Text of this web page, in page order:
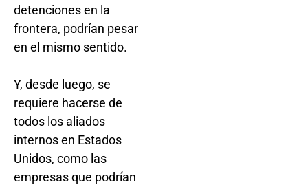
detenciones en la
frontera, podrían pesar
en el mismo sentido.
Y, desde luego, se
requiere hacerse de
todos los aliados
internos en Estados
Unidos, como las
empresas que podrían